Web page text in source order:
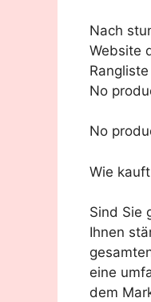
Nach
Website
No
No
Wie
Sind Sie
Ihnen
eine
dem